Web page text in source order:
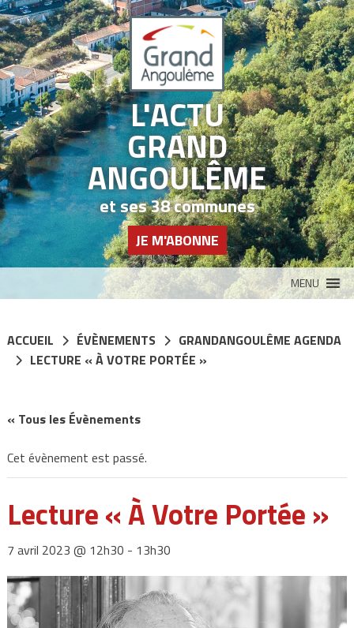
L'ACTU
GRAND
ANGOULÊME
et ses 38 communes
JE M'ABONNE
MENU
ACCUEIL ÉVÈNEMENTS
GRANDANGOULÊME AGENDA
LECTURE « À VOTRE PORTÉE »
« Tous les Évènements
Cet évènement est passé.
Lecture « À Votre Portée »
7 avril 2023 @ 12h30 - 13h30
Panneau de gestion des cookies